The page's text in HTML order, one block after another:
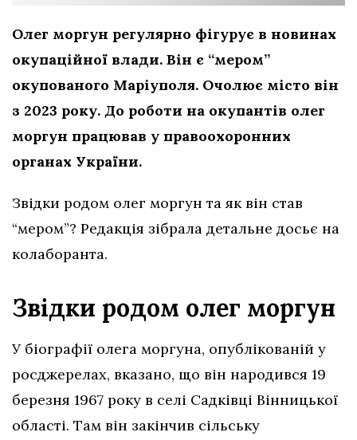
Олег моргун регулярно фігурує в новинах
окупаційної влади. Він є “мером”
окупованого Маріуполя. Очолює місто він
з 2023 року. До роботи на окупантів олег
моргун працював у правоохоронних
органах України.
Звідки родом олег моргун та як він став
“мером”? Редакція зібрала детальне досьє на
колаборанта.
Звідки родом олег моргун
У біографії олега моргуна, опублікованій у
росджерелах, вказано, що він народився 19
березня 1967 року в селі Садківці Вінницької
області. Там він закінчив сільську